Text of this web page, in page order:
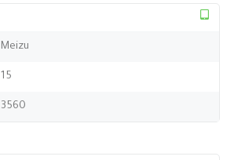
Meizu
15
3560